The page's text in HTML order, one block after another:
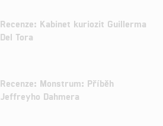
Recenze: Kabinet kuriozit Guillerma
Del Tora
Recenze: Monstrum: Příběh
Jeffreyho Dahmera